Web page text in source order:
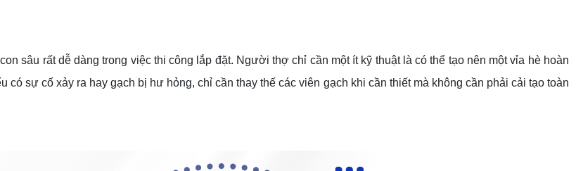
sâu rất dễ dàng trong việc thi công lắp đặt. Người thợ chỉ cần một ít kỹ thuật là có thể tạo nên một vỉa hè hoàn
có sự cố xảy ra hay gạch bị hư hỏng, chỉ cần thay thế các viên gạch khi cần thiết mà không cần phải cải tạo toàn